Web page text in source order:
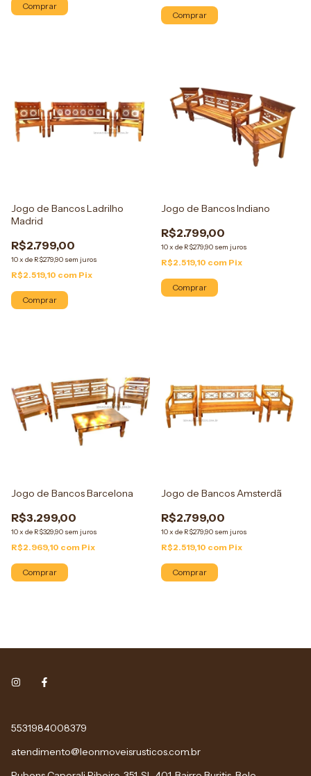
Comprar
Comprar
Jogo de Bancos Ladrilho
Madrid
R$2.799,00
10x de R$279,90 sem juros
R$2.519,10 com Pix
Comprar
Jogo de Bancos Indiano
R$2.799,00
10x de R$279,90 sem juros
R$2.519,10 com Pix
Comprar
Jogo de Bancos Barcelona
R$3.299,00
10x de R$329,90 sem juros
R$2.969,10 com Pix
Comprar
Jogo de Bancos Amsterdã
R$2.799,00
10x de R$279,90 sem juros
R$2.519,10 com Pix
Comprar
5531984008379
atendimento@leonmoveisrusticos.com.br